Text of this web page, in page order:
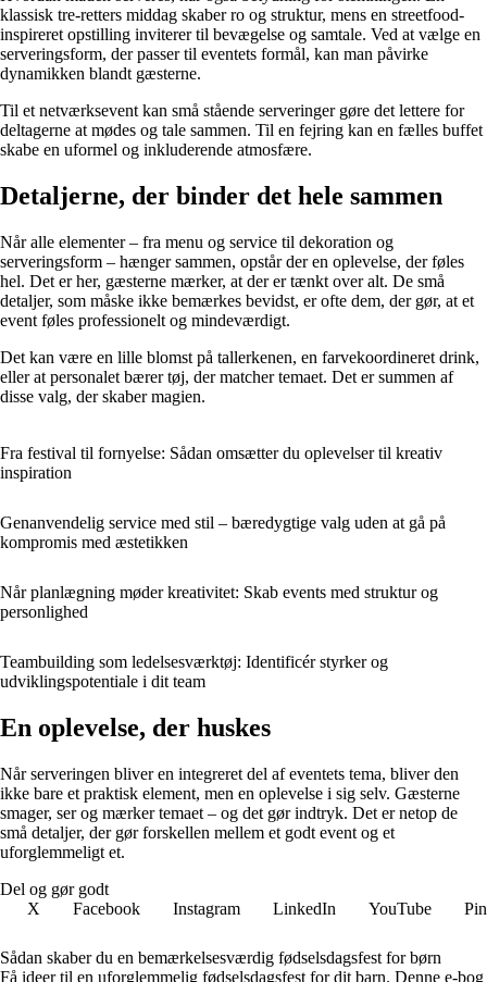
klassisk tre-retters middag skaber ro og struktur, mens en streetfood-
inspireret opstilling inviterer til bevægelse og samtale. Ved at vælge en
serveringsform, der passer til eventets formål, kan man påvirke
dynamikken blandt gæsterne.
Til et netværksevent kan små stående serveringer gøre det lettere for
deltagerne at mødes og tale sammen. Til en fejring kan en fælles buffet
skabe en uformel og inkluderende atmosfære.
Detaljerne, der binder det hele sammen
Når alle elementer – fra menu og service til dekoration og
serveringsform – hænger sammen, opstår der en oplevelse, der føles
hel. Det er her, gæsterne mærker, at der er tænkt over alt. De små
detaljer, som måske ikke bemærkes bevidst, er ofte dem, der gør, at et
event føles professionelt og mindeværdigt.
Det kan være en lille blomst på tallerkenen, en farvekoordineret drink,
eller at personalet bærer tøj, der matcher temaet. Det er summen af
disse valg, der skaber magien.
Fra festival til fornyelse: Sådan omsætter du oplevelser til kreativ
inspiration
Genanvendelig service med stil – bæredygtige valg uden at gå på
kompromis med æstetikken
Når planlægning møder kreativitet: Skab events med struktur og
personlighed
Teambuilding som ledelsesværktøj: Identificér styrker og
udviklingspotentiale i dit team
En oplevelse, der huskes
Når serveringen bliver en integreret del af eventets tema, bliver den
ikke bare et praktisk element, men en oplevelse i sig selv. Gæsterne
smager, ser og mærker temaet – og det gør indtryk. Det er netop de
små detaljer, der gør forskellen mellem et godt event og et
uforglemmeligt et.
Del og gør godt
X
Facebook Instagram LinkedIn YouTube
Sådan skaber du en bemærkelsesværdig fødselsdagsfest for børn
Få ideer til en uforglemmelig fødselsdagsfest for dit barn. Denne e-bog